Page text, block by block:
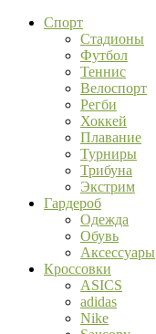
Спорт
Стадионы
Футбол
Теннис
Велоспорт
Регби
Хоккей
Плавание
Турниры
Трибуна
Экстрим
Гардероб
Одежда
Обувь
Аксессуары
Кроссовки
ASICS
adidas
Nike